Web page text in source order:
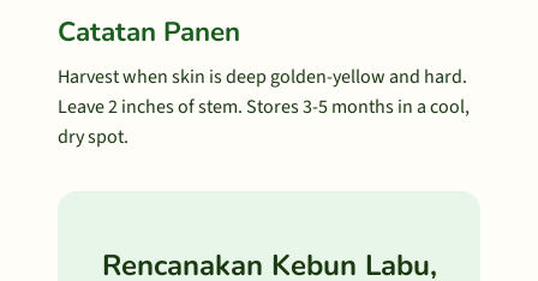
Catatan Panen
Harvest when skin is deep golden-yellow and hard.
Leave 2 inches of stem. Stores 3-5 months in a cool,
dry spot.
Rencanakan Kebun Labu,